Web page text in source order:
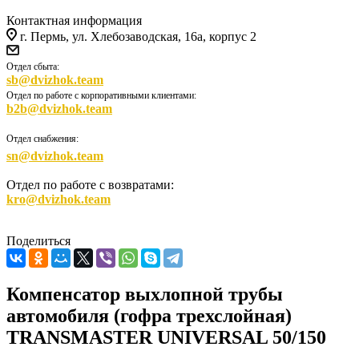
Контактная информация
г. Пермь, ул. Хлебозаводская, 16а, корпус 2
Отдел сбыта:
sb@dvizhok.team
Отдел по работе с корпоративными клиентами:
b2b@dvizhok.team
Отдел снабжения:
sn@dvizhok.team
Отдел по работе с возвратами:
kro@dvizhok.team
Поделиться
Компенсатор выхлопной трубы
автомобиля (гофра трехслойная)
TRANSMASTER UNIVERSAL 50/150